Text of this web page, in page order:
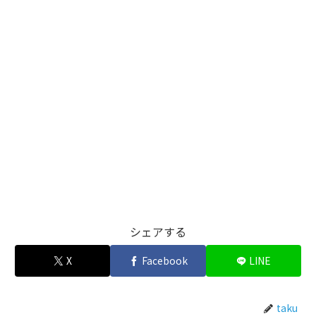
シェアする
X Facebook LINE
taku